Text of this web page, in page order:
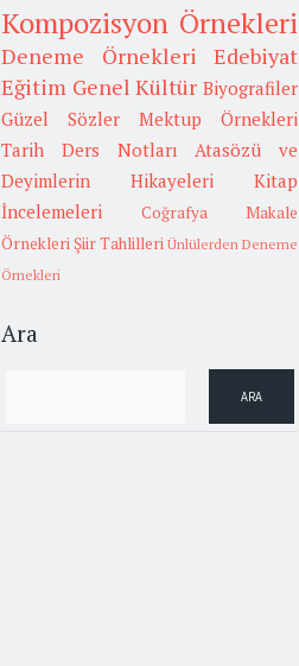
Kompozisyon Örnekleri
Deneme Örnekleri
Edebiyat
Eğitim Genel Kültür Biyografiler
Güzel Sözler
Mektup Örnekleri
Tarih
Ders Notları
Atasözü ve
Deyimlerin Hikayeleri
Kitap
İncelemeleri
Coğrafya
Makale
Örnekleri Şiir Tahlilleri Ünlülerden Deneme
Örnekleri
Ara